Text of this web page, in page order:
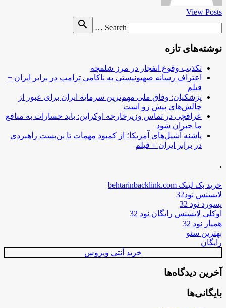
View Posts
Search …
search
نوشته‌های تازه
تکذیب وقوع انفجار در مرز شلمچه
اعتراف رسانه صهیونیستی به ناکامی ترامپ در برابر ایران +
فیلم
پزشکیان: وفاق ملی مهم‌ترین سرمایه ایران برای عبور از
چالش‌های پیش رو است
عراقچی در تماس وزیرخارجه اوکراین: باید خسارات به منافع
ما جبران شود
پاشنه آشیل‌های آمریکا؛ از کمبود مهمات تا بن‌بست راهبردی
در برابر ایران + فیلم
.
خرید بک لینک behtarinbacklink.com
لایسنس نود32
پسورد نود 32
اوکلی لایسنس رایگان نود 32
همیار نود 32
بهترین سئو
رایگان
خرید آنتی ویروس
آخرین دیدگاه‌ها
بایگانی‌ها